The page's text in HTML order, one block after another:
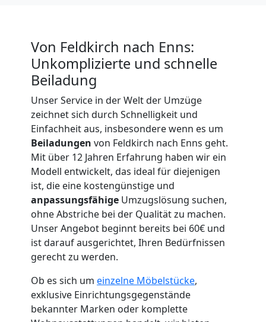
Von Feldkirch nach Enns:
Unkomplizierte und schnelle
Beiladung
Unser Service in der Welt der Umzüge
zeichnet sich durch Schnelligkeit und
Einfachheit aus, insbesondere wenn es um
Beiladungen von Feldkirch nach Enns geht.
Mit über 12 Jahren Erfahrung haben wir ein
Modell entwickelt, das ideal für diejenigen
ist, die eine kostengünstige und
anpassungsfähige Umzugslösung suchen,
ohne Abstriche bei der Qualität zu machen.
Unser Angebot beginnt bereits bei 60€ und
ist darauf ausgerichtet, Ihren Bedürfnissen
gerecht zu werden.
Ob es sich um einzelne Möbelstücke,
exklusive Einrichtungsgegenstände
bekannter Marken oder komplette
Umzugshelfer
Feldkirch
Möbeltaxi
Feldkirch
Kleintransport
Feldkirch
Möbelmontage